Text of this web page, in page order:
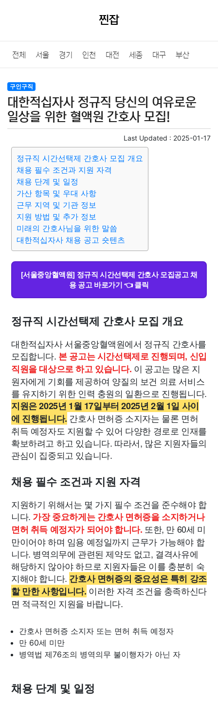
찐잡
전체 서울 경기 인천 대전 세종 대구 부산
울산
전남 제주
구인구직
대한적십자사 정규직 당신의 여유로운
일상을 위한 혈액원 간호사 모집!
Last Updated : 2025-01-17
정규직 시간선택제 간호사 모집 개요
채용 필수 조건과 지원 자격
채용 단계 및 일정
가산 항목 및 우대 사항
근무 지역 및 기관 정보
지원 방법 및 추가 정보
미래의 간호사님을 위한 말씀
대한적십자사 채용 공고 숏텐츠
[서울중앙혈액원] 정규직 시간선택제 간호사 모집공고 채
용 공고 바로가기 👈 클릭
정규직 시간선택제 간호사 모집 개요
대한적십자사 서울중앙혈액원에서 정규직 간호사를
모집합니다. 본 공고는 시간선택제로 진행되며, 신입
직원을 대상으로 하고 있습니다. 이 공고는 많은 지
원자에게 기회를 제공하여 양질의 보건 의료 서비스
를 유지하기 위한 인력 충원의 일환으로 진행됩니다.
지원은 2025년 1월 17일부터 2025년 2월 1일 사이
에 진행됩니다. 간호사 면허증 소지자는 물론 면허
취득 예정자도 지원할 수 있어 다양한 경로로 인재를
확보하려고 하고 있습니다. 따라서, 많은 지원자들의
관심이 집중되고 있습니다.
채용 필수 조건과 지원 자격
지원하기 위해서는 몇 가지 필수 조건을 준수해야 합
니다. 가장 중요하게는 간호사 면허증을 소지하거나
면허 취득 예정자가 되어야 합니다. 또한, 만 60세 미
만이어야 하며 임용 예정일까지 근무가 가능해야 합
니다. 병역의무에 관련된 제약도 없고, 결격사유에
해당하지 않아야 하므로 지원자들은 이를 충분히 숙
지해야 합니다. 간호사 면허증의 중요성은 특히 강조
할 만한 사항입니다. 이러한 자격 조건을 충족하신다
면 적극적인 지원을 바랍니다.
간호사 면허증 소지자 또는 면허 취득 예정자
만 60세 미만
병역법 제76조의 병역의무 불이행자가 아닌 자
채용 단계 및 일정